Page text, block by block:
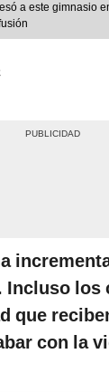
a este gimnasio
Incluso los
que
con la